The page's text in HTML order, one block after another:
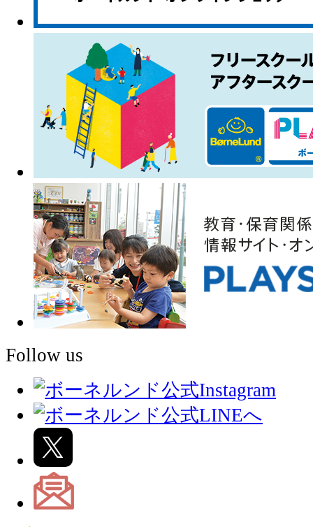
Follow us